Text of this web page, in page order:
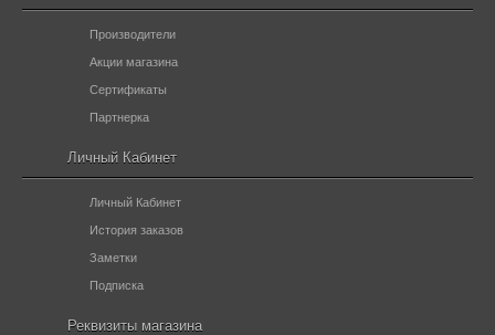
Производители
Акции магазина
Сертификаты
Партнерка
Личный Кабинет
Личный Кабинет
История заказов
Заметки
Подписка
Реквизиты магазина